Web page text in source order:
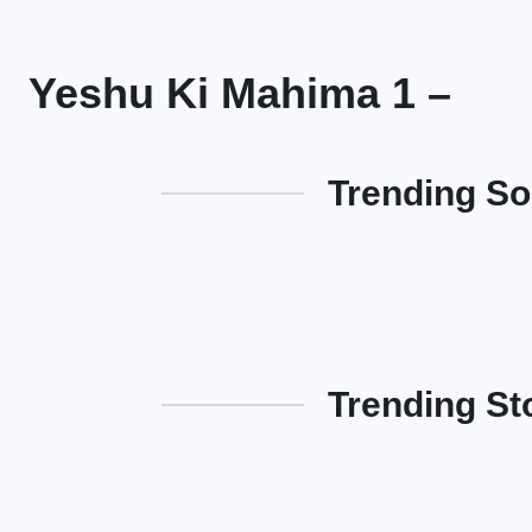
Yeshu Ki Mahima 1 –
Trending
Trending